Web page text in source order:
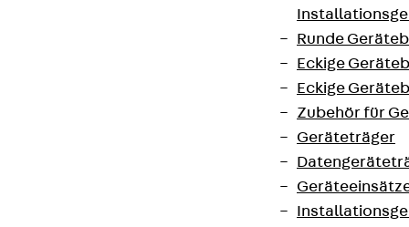
Runde
Eckige
Eckige
Zubehör für
Geräteträger